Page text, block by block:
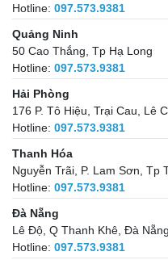
Hotline: 097.573.9381
Quảng Ninh
50 Cao Thắng, Tp Hạ Long
Hotline: 097.573.9381
Hải Phòng
176 P. Tô Hiệu, Trại Cau, Lê
Hotline: 097.573.9381
Thanh Hóa
Nguyễn Trãi, P. Lam Sơn, Tp
Hotline: 097.573.9381
Đà Nẵng
Lê Độ, Q Thanh Khê, Đà Nẵng
Hotline: 097.573.9381